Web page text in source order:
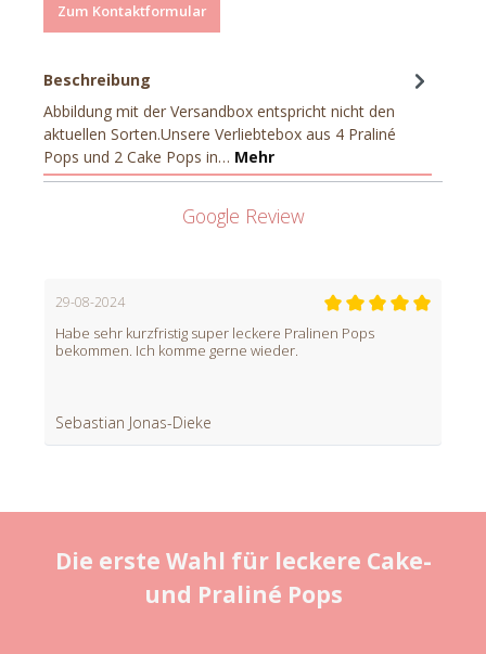
Zum Kontaktformular
Beschreibung
Abbildung mit der Versandbox entspricht nicht den
aktuellen Sorten.Unsere Verliebtebox aus 4 Praliné
Pops und 2 Cake Pops in… Mehr
Google Review
29-08-2024
Habe sehr kurzfristig super leckere Pralinen Pops
bekommen. Ich komme gerne wieder.
Sebastian Jonas-Dieke
Die erste Wahl für leckere Cake-
und Praliné Pops